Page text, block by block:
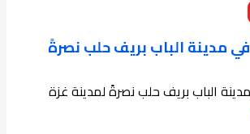
مدينة الباب بريف حلب نصرةً
الباب بريف حلب نصرةً لمدينة غزة